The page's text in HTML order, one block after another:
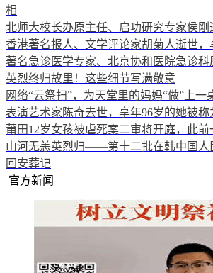
相
北师大校长办原主任、启功研究专家侯刚
香港著名报人、文学评论家胡菊人逝世，
著名急诊医学专家、北京协和医院急诊
英烈终归故里！这些细节写满敬意
网络“云祭扫”，为天堂里的妈妈“做”上一
表演艺术家陈奇去世，享年96岁的她被称
莆田12岁女孩被虐死案二审将开庭，此前
山河无恙英烈归——第十二批在韩中国人
回安葬记
官方新闻